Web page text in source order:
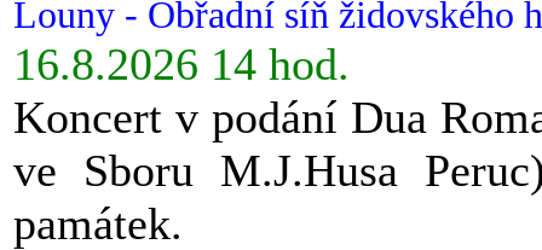
Louny - Obřadní síň židovského
16.8.2026 14 hod.
Koncert v podání Dua
ve Sboru M.J.Husa
památek.